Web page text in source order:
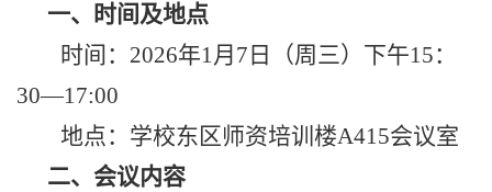
一、时间及地点
时间：2026年1月7日（周三）下午15：
30—17:00
地点：学校东区师资培训楼A415会议室
二、会议内容